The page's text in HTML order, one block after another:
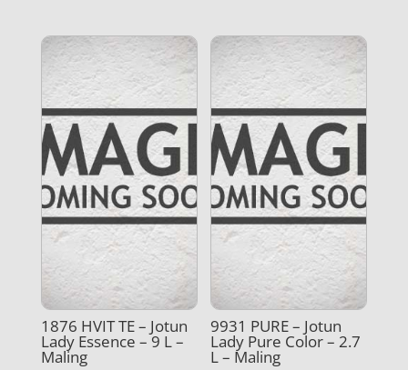
1876 HVIT TE – Jotun
Lady Essence – 9 L –
Maling
9931 PURE – Jotun
Lady Pure Color – 2.7
L – Maling